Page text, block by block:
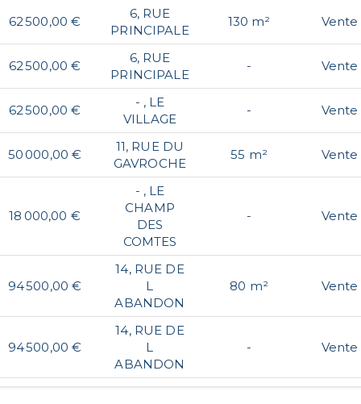
62 500,00 €
6, RUE
PRINCIPALE
130 m² Vente
62 500,00 €
6, RUE
PRINCIPALE
- Vente
62 500,00 €
- , LE
VILLAGE
- Vente
50 000,00 €
11, RUE DU
GAVROCHE
55 m² Vente
18 000,00 €
- , LE
CHAMP
DES
COMTES
- Vente
94 500,00 €
14, RUE DE
L
ABANDON
80 m² Vente
94 500,00 €
14, RUE DE
L
ABANDON
- Vente